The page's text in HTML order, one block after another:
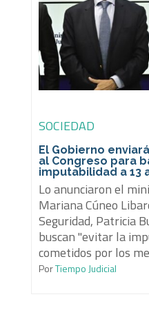
SOCIEDAD
El Gobierno
al Congreso para
imputabilidad a 13
Lo anunciaron el
Mariana Cúneo
Seguridad, Patricia
buscan "evitar la
cometidos por los
PorTiempo Judicial